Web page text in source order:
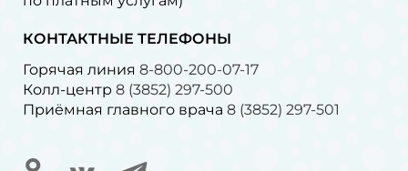
КОНТАКТНЫЕ ТЕЛЕФОНЫ
Горячая линия 8-800-200-07-17
Колл-центр 8 (3852) 297-500
Приёмная главного врача 8 (3852) 297-501